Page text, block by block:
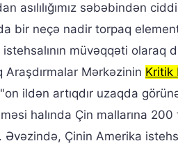
asılılığımız səbəbindən
bir neçə nadir torpaq
müvəqqəti olaraq
Araşdırmalar Mərkəzinin Kritik
ildən artıqdır uzaqda
halında Çin mallarına
Əvəzində, Çinin Amerika